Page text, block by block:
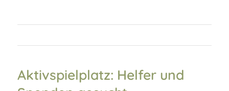
Aktivspielplatz: Helfer und